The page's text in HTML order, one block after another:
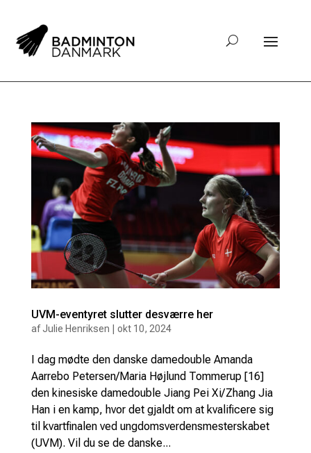
UVM-eventyret slutter desværre her
afJulie Henriksen okt 10, 2024
I dag mødte den danske damedouble Amanda
Aarrebo Petersen/Maria Højlund Tommerup [16]
den kinesiske damedouble Jiang Pei Xi/Zhang Jia
Han i en kamp, hvor det gjaldt om at kvalificere sig
til kvartfinalen ved ungdomsverdensmesterskabet
(UVM). Vil du se de danske...